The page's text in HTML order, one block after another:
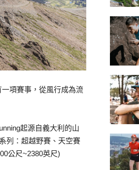
項賽事，從風行成為流
起源自義大利的山
列：超越野賽、天空賽
公尺~2380英尺)